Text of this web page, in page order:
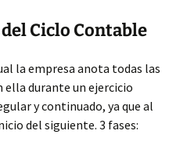
Ciclo Contable
la empresa anota todas las
ella durante un ejercicio
y continuado, ya que al
del siguiente. 3 fases: